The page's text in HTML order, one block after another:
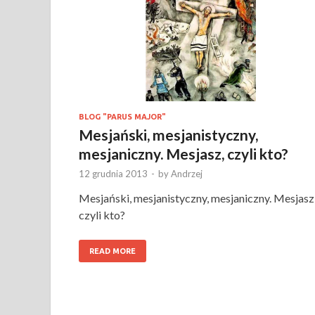
BLOG "PARUS MAJOR"
Mesjański, mesjanistyczny,
mesjaniczny. Mesjasz, czyli kto?
12 grudnia 2013 - byAndrzej
Mesjański, mesjanistyczny, mesjaniczny.
czyli kto?
READ MORE